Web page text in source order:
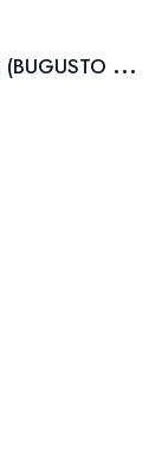
T
ürkiye Coğrafyasında Yemek Kültürleri (BUGUSTO İşbirliğiyle)